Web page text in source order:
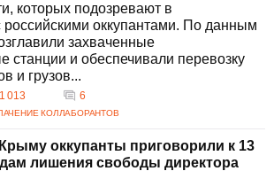
которых подозревают в
российскими оккупантами. По данным
захваченные
станции и обеспечивали перевозку
и грузов...
1 013 6
КОЛЛАБОРАНТОВ
оккупанты приговорили к 13
лишения свободы директора